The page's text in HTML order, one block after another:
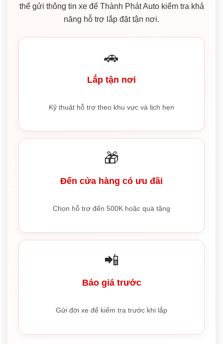
thể gửi thông tin xe để Thành Phát Auto kiểm tra khả
năng hỗ trợ lắp đặt tận nơi.
🚗
Lắp tận nơi
Kỹ thuật hỗ trợ theo khu vực và lịch hẹn
🎁
Đến cửa hàng có ưu đãi
Chọn hỗ trợ đến 500K hoặc quà tặng
📲
Báo giá trước
Gửi đời xe để kiểm tra trước khi lắp